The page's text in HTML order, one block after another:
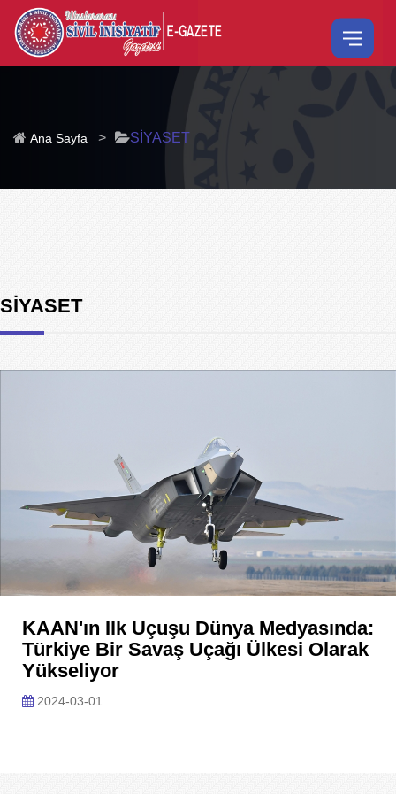
Ana Sayfa > SİYASET
SİYASET
KAAN'ın Ilk Uçuşu Dünya Medyasında:
Türkiye Bir Savaş Uçağı Ülkesi Olarak
Yükseliyor
2024-03-01